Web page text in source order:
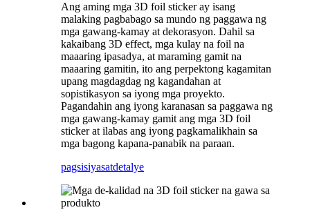
Ang aming mga 3D foil sticker ay isang
malaking pagbabago sa mundo ng paggawa ng
mga gawang-kamay at dekorasyon. Dahil sa
kakaibang 3D effect, mga kulay na foil na
maaaring ipasadya, at maraming gamit na
maaaring gamitin, ito ang perpektong kagamitan
upang magdagdag ng kagandahan at
sopistikasyon sa iyong mga proyekto.
Pagandahin ang iyong karanasan sa paggawa ng
mga gawang-kamay gamit ang mga 3D foil
sticker at ilabas ang iyong pagkamalikhain sa
mga bagong kapana-panabik na paraan.
pagsisiyasatdetalye